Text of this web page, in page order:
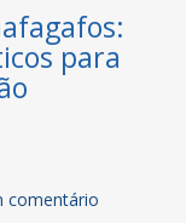
para
comentário